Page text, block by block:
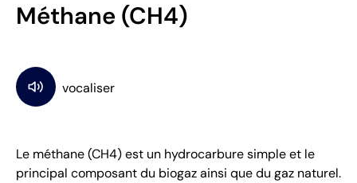
Méthane (CH4)
Le méthane (CH4) est un hydrocarbure simple et le
principal composant du biogaz ainsi que du gaz naturel.